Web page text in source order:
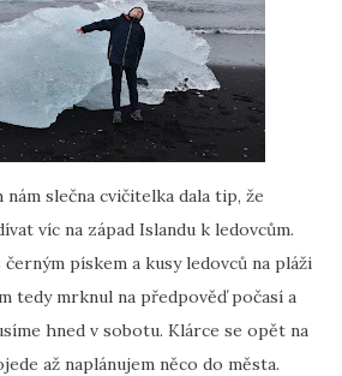
nám slečna cvičitelka dala tip, že
víc na západ Islandu k ledovcům.
černým pískem a kusy ledovců na pláži
tedy mrknul na předpověď počasí a
hned v sobotu. Klárce se opět na
až naplánujem něco do města.